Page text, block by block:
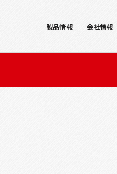
製品情報 会社情報